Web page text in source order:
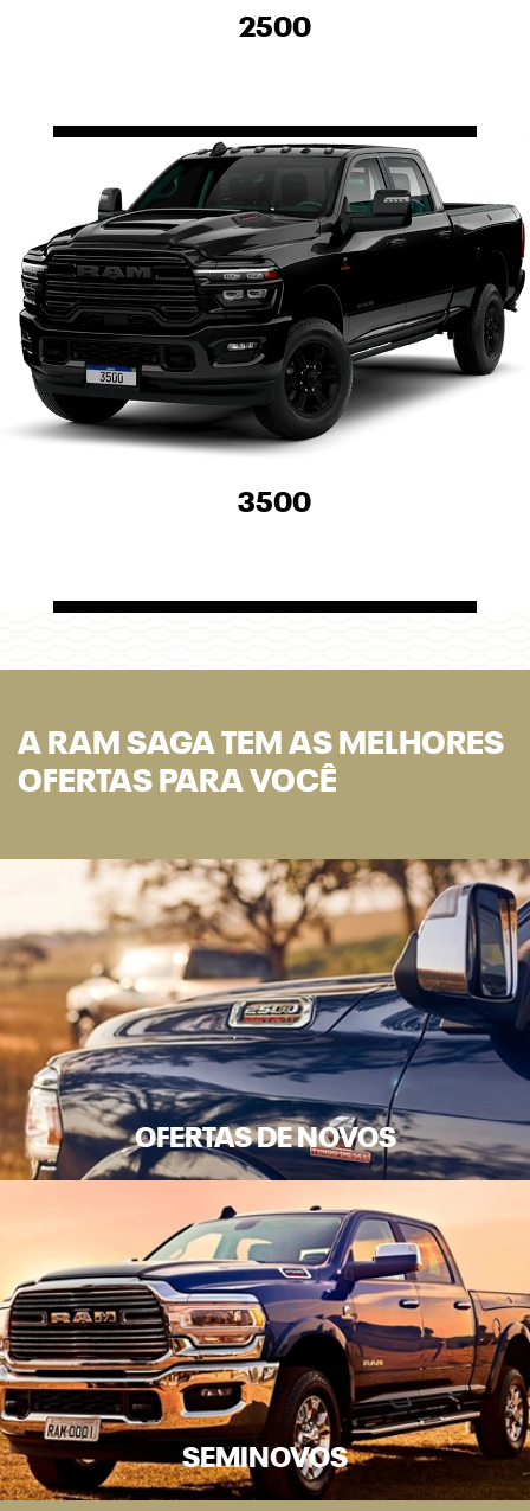
2500
3500
A RAM SAGA TEM AS MELHORES
OFERTAS PARA VOCÊ
OFERTAS DE NOVOS
SEMINOVOS